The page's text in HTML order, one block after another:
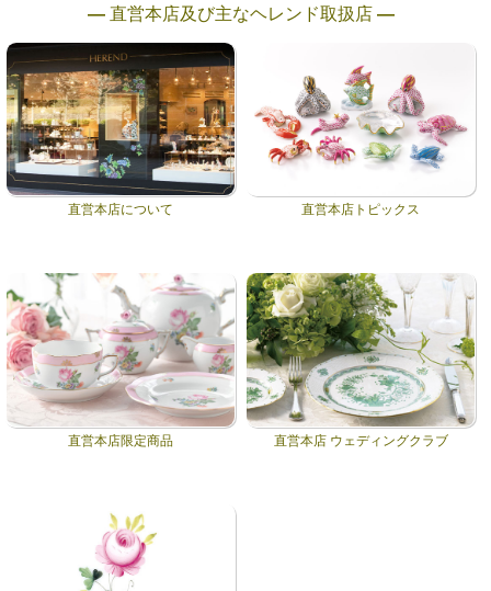
― 直営本店及び主なヘレンド取扱店 ―
直営本店について 直営本店トピックス
直営本店限定商品 直営本店 ウェディングクラブ